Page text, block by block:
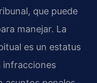
que puede
manejar. La
es un estatus
infracciones